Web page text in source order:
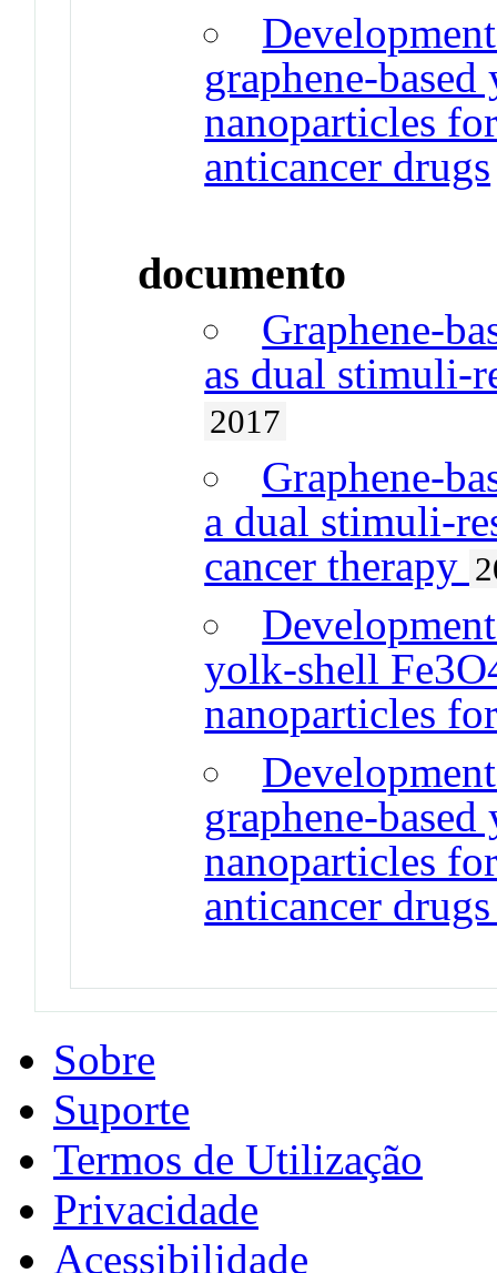
graphene-
nanoparticles
anticancer drugs
documento
Graphene-
as dual stimuli-
2017
Graphene-
a dual stimuli-
cancer therapy
yolk-shell
nanoparticles
graphene-
nanoparticles
anticancer
Sobre
Suporte
Termos de Utilização
Privacidade
Acessibilidade